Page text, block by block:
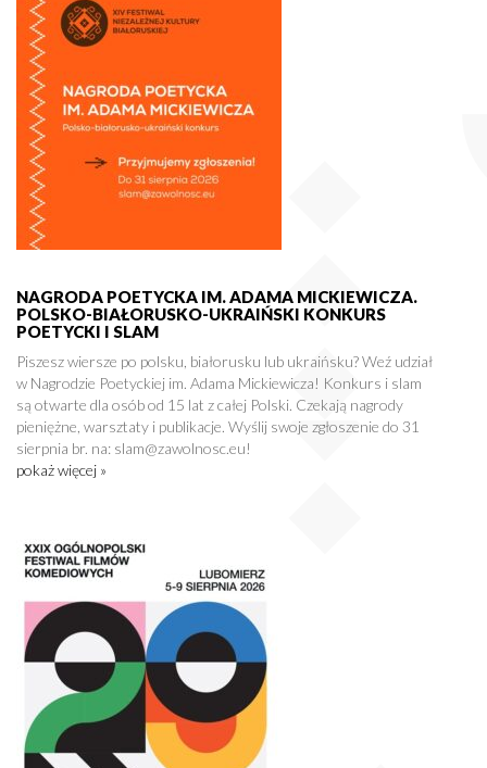
NAGRODA POETYCKA IM. ADAMA MICKIEWICZA.
POLSKO-BIAŁORUSKO-UKRAIŃSKI KONKURS
POETYCKI I SLAM
Piszesz wiersze po polsku, białorusku lub ukraińsku? Weź udział
w Nagrodzie Poetyckiej im. Adama Mickiewicza! Konkurs i slam
są otwarte dla osób od 15 lat z całej Polski. Czekają nagrody
pieniężne, warsztaty i publikacje. Wyślij swoje zgłoszenie do 31
sierpnia br. na: slam@zawolnosc.eu!
pokaż więcej »